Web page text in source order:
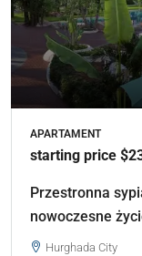
APARTAMENT
starting price
Przestronna
nowoczesne
Hurghada City